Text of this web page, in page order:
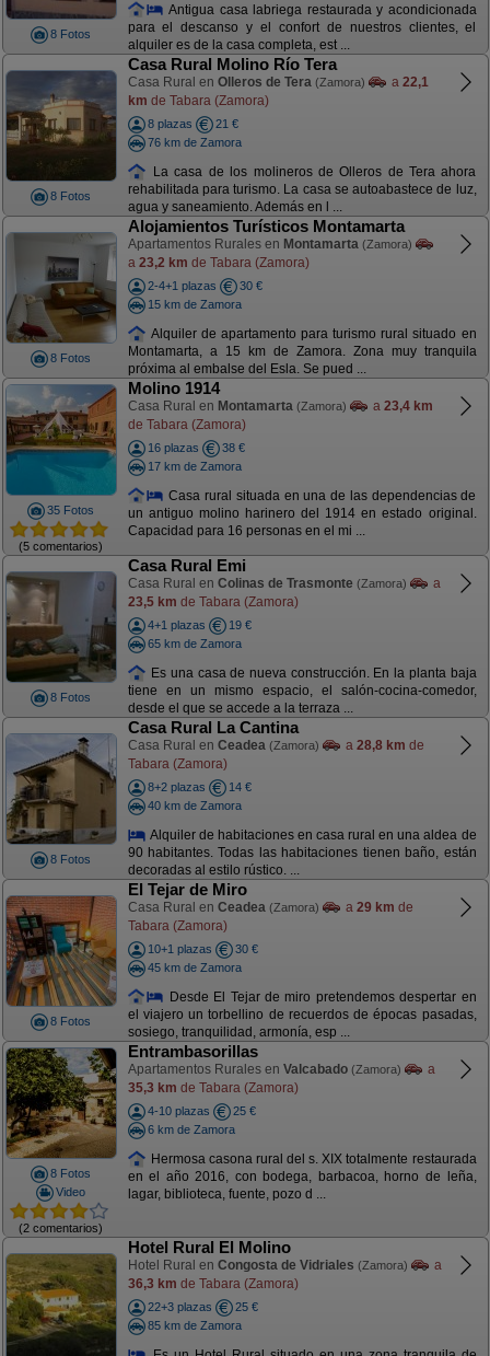
8 Fotos
Antigua casa labriega restaurada y acondicionada
para el descanso y el confort de nuestros clientes, el
alquiler es de la casa completa, est ...
8 Fotos
Casa Rural Molino Río Tera
Casa Rural en Olleros de Tera (Zamora) a 22,1
km de Tabara (Zamora)
8 plazas
21 €
76 km de Zamora
La casa de los molineros de Olleros de Tera ahora
rehabilitada para turismo. La casa se autoabastece de luz,
agua y saneamiento. Además en l ...
8 Fotos
Alojamientos Turísticos Montamarta
Apartamentos Rurales en Montamarta (Zamora)
a 23,2 km de Tabara (Zamora)
2-4+1 plazas
30 €
15 km de Zamora
Alquiler de apartamento para turismo rural situado en
Montamarta, a 15 km de Zamora. Zona muy tranquila
próxima al embalse del Esla. Se pued ...
35 Fotos
(5 comentarios)
Molino 1914
Casa Rural en Montamarta (Zamora) a 23,4 km
de Tabara (Zamora)
16 plazas
38 €
17 km de Zamora
Casa rural situada en una de las dependencias de
un antiguo molino harinero del 1914 en estado original.
Capacidad para 16 personas en el mi ...
8 Fotos
Casa Rural Emi
Casa Rural en Colinas de Trasmonte (Zamora)
a
23,5 km de Tabara (Zamora)
4+1 plazas
19 €
65 km de Zamora
Es una casa de nueva construcción. En la planta baja
tiene en un mismo espacio, el salón-cocina-comedor,
desde el que se accede a la terraza ...
8 Fotos
Casa Rural La Cantina
Casa Rural en Ceadea (Zamora) a 28,8 km de
Tabara (Zamora)
8+2 plazas
14 €
40 km de Zamora
Alquiler de habitaciones en casa rural en una aldea de
90 habitantes. Todas las habitaciones tienen baño, están
decoradas al estilo rústico. ...
8 Fotos
El Tejar de Miro
Casa Rural en Ceadea (Zamora) a 29 km de
Tabara (Zamora)
10+1 plazas
30 €
45 km de Zamora
Desde El Tejar de miro pretendemos despertar en
el viajero un torbellino de recuerdos de épocas pasadas,
sosiego, tranquilidad, armonía, esp ...
8 Fotos
Video
(2 comentarios)
Entrambasorillas
Apartamentos Rurales en Valcabado (Zamora)
a
35,3 km de Tabara (Zamora)
4-10 plazas
25 €
6 km de Zamora
Hermosa casona rural del s. XIX totalmente restaurada
en el año 2016, con bodega, barbacoa, horno de leña,
lagar, biblioteca, fuente, pozo d ...
Hotel Rural El Molino
Hotel Rural en Congosta de Vidriales (Zamora)
a
36,3 km de Tabara (Zamora)
22+3 plazas
25 €
85 km de Zamora